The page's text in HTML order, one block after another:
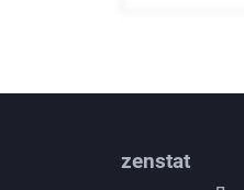
zenstat